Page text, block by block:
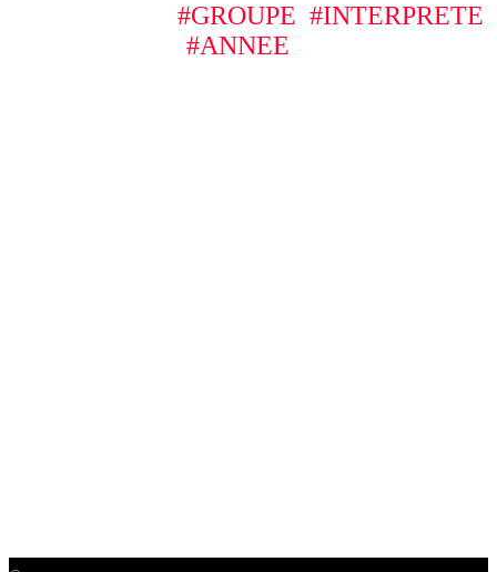
#GROUPE #INTERPRETE
#ANNEE